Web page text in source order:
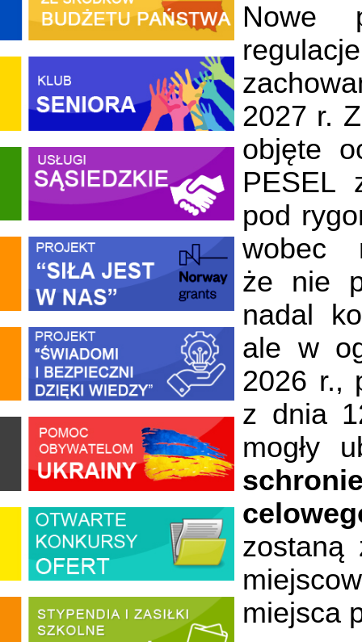
Nowe
2027 r.
objęte
PESEL
pod
wobec
że nie
nadal
ale w
2026 r.,
z dnia
mogły
zostaną
miejsca